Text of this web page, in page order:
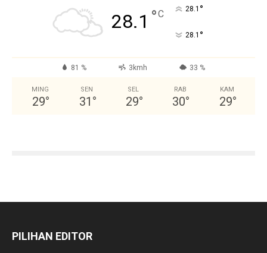
28.1 °C 28.1 °
28.1 °
81 % 3kmh 33 %
MING
29°
SEN
31 °
SEL
29°
RAB
30°
KAM
29°
PILIHAN EDITOR